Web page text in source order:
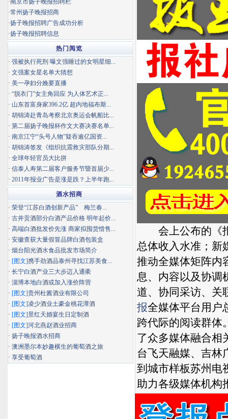
会上公布的《报
总体收入水准；新
推动全媒体矩阵内
息、内容以及协调
道、协同采访、关
报全媒体平台用户
跨代际的阅读群体
了众多媒体融合相
台飞天融媒、吉林
到城市样板苏州电
助力各级媒体机构
·南京市扬子晚报招聘栏
·常州扬子晚报招商
·扬子晚报招聘广告成功分析
·扬子晚报招聘信息
热门阅览
· 强被执行死刑 曝文强睡过的女明星细...
· 文强案女星名单大猜想
· 美一孕妇分娩要直播
· “脱衣门”女主角回应 为人体艺术正...
· 山东首富身家396.2亿 超内地福布斯...
· 胡锦涛赴青岛考察北京奥运会帆船比...
· 第二届扬子晚报杯作文大赛决赛名单...
· 南京江宁“头号人物”疑吞逾亿国资...
· 胡锦涛签发《组织抗震救灾部队分期...
· 全球年轻官员大比拼
· 信泰人寿第二届客户服务节暨首届少...
· 2011年报业广告是涨是跌？上半年跑...
酒水招商
· 荣登“江苏白酒创新产品” 梅兰春...
· 古井贡酒部分白酒产品价格 明年起价...
· 高端白酒批发价先涨 商家拟囤货惜售...
· 安徽查获大量假冒品牌白酒包装盒
· 烟台阳光酒水食品批发市场简介
· [图文]携手劲酒品泰州寻找江苏美食...
· 长宁白酒产业三大步迈入通衢
· 淄博本地白酒或加入涨价阵营
· [图文]贵州杜酱酒业有限公司
· [图文]凌少酒业土豪金桃花潭酒
· [图文]景红天婚宴生日定制酒
· [图文]河北燕赵酒业招商
· 扬子晚报酒水招商
· 澳洲墨尔本妙趣横生的葡萄酒之旅
· 享受葡萄酒